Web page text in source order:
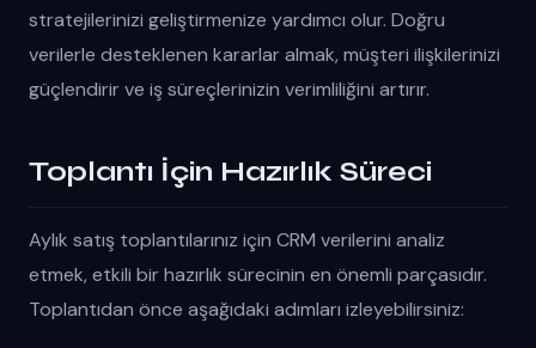
stratejilerinizi geliştirmenize yardımcı olur. Doğru
verilerle desteklenen kararlar almak, müşteri ilişkilerinizi
güçlendirir ve iş süreçlerinizin verimliliğini artırır.
Toplantı İçin Hazırlık Süreci
Aylık satış toplantılarınız için CRM verilerini analiz
etmek, etkili bir hazırlık sürecinin en önemli parçasıdır.
Toplantıdan önce aşağıdaki adımları izleyebilirsiniz: